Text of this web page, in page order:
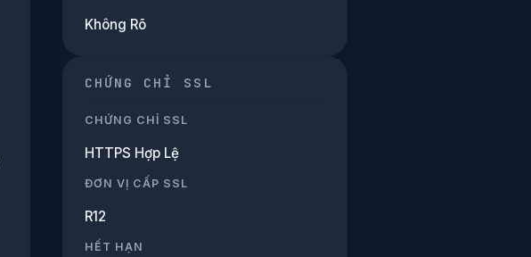
Không Rõ
CHỨNG CHỈ SSL
CHỨNG CHỈ SSL
HTTPS Hợp Lệ
ĐƠN VỊ CẤP SSL
R12
HẾT HẠN